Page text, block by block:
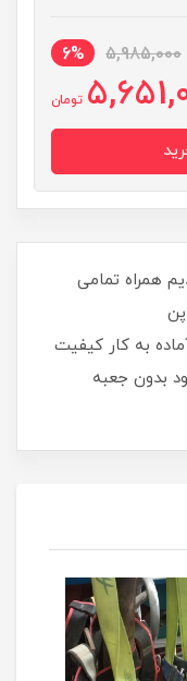
5,985,000
6%
تومان
همراه تمامی
سالم و آماده به کار کیفیت
بدون جعبه